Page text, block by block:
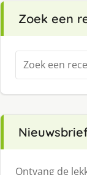
Zoek een
Zoeken
naar:
Ontvang de